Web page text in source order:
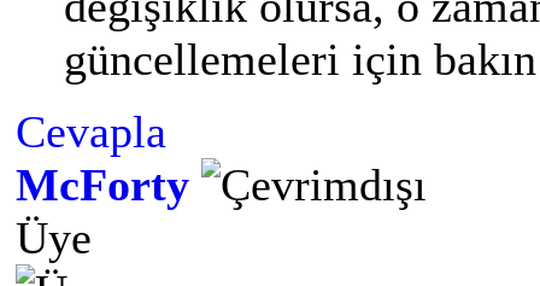
güncellemeleri için
Cevapla
McForty
Üye